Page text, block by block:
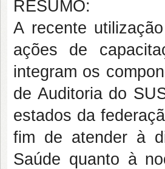
RESUMO:
A recente
ações de
integram os
de Auditoria do
estados da
fim de atender à
Saúde quanto à